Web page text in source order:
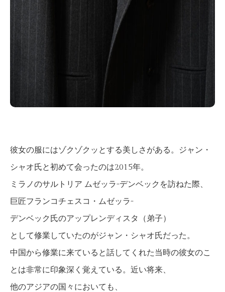
彼女の服にはゾクゾクッとする美しさがある。ジャン・
シャオ氏と初めて会ったのは2015年。
ミラノのサルトリア ムゼッラ-デンベックを訪ねた際、
巨匠フランコチェスコ・ムゼッラ-
デンベック氏のアップレンディスタ（弟子）
として修業していたのがジャン・シャオ氏だった。
中国から修業に来ていると話してくれた当時の彼女のこ
とは非常に印象深く覚えている。近い将来、
他のアジアの国々においても、